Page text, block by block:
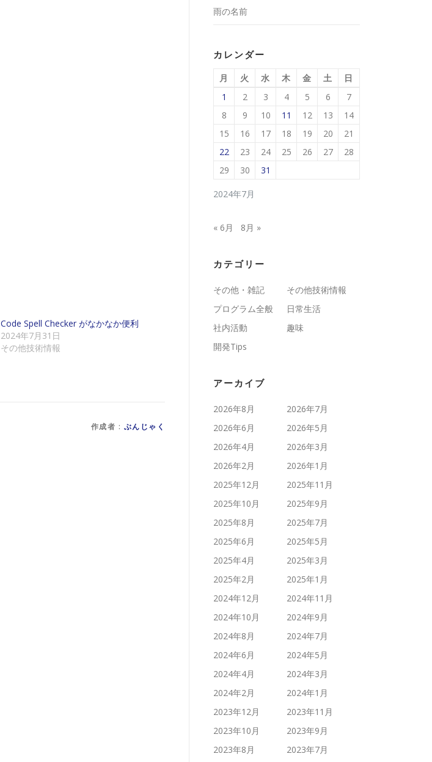
Code Spell Checker がなかなか便利
2024年7月31日
その他技術情報
作成者 : ぶんじゃく
雨の名前
カレンダー
2024年7月
月 火 水 木 金 土
日
1
2 3 4 5 6
7
8
9 10 11 12 13
14
15
16 17 18 19 20
21
22
23 24 25 26 27
28
29
30 31
« 6月 8月 »
カテゴリー
その他・雑記
その他技術情報
プログラム全般
日常生活
社内活動
趣味
開発Tips
アーカイブ
2026年8月
2026年7月
2026年6月
2026年5月
2026年4月
2026年3月
2026年2月
2026年1月
2025年12月
2025年11月
2025年10月
2025年9月
2025年8月
2025年7月
2025年6月
2025年5月
2025年4月
2025年3月
2025年2月
2025年1月
2024年12月
2024年11月
2024年10月
2024年9月
2024年8月
2024年7月
2024年6月
2024年5月
2024年4月
2024年3月
2024年2月
2024年1月
2023年12月
2023年11月
2023年10月
2023年9月
2023年8月
2023年7月